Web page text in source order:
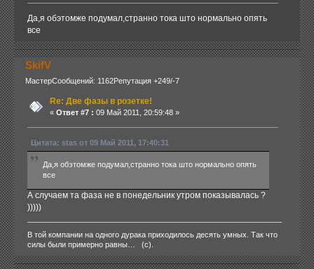
Да,я обэтомже подумал,странно тока што нормально опять
все
SkifV
МастерСообщений: 1162Репутация +249/-7
Re: Две фазы в розетке!
« Ответ #7 : 09 Май 2011, 20:59:48 »
Цитата: stas от 09 Май 2011, 17:40:31
Да,я обэтомже подумал,странно тока што нормально опять
все
А случаем та фаза не в понедельник утром показывалась ?
)))))
В той компании на одного дурака приходилось десять умных. Так что
силы были примерно равны… (с).